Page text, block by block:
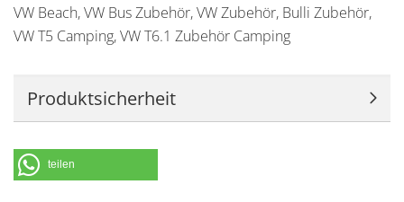
VW Beach, VW Bus Zubehör, VW Zubehör, Bulli Zubehör,
VW T5 Camping, VW T6.1 Zubehör Camping
Produktsicherheit
teilen